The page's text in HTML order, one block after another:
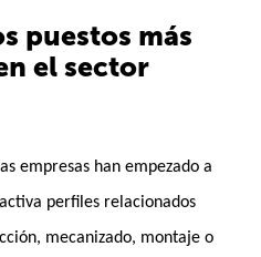
puestos más
el sector
empresas han empezado a
perfiles relacionados
mecanizado, montaje o